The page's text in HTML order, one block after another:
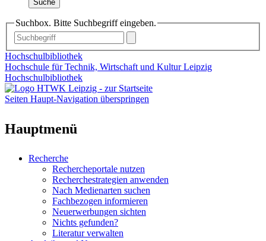
Suche
Suchbox. Bitte Suchbegriff eingeben.
Hochschulbibliothek
Hochschule für Technik, Wirtschaft und Kultur Leipzig
Hochschulbibliothek
Seiten Haupt-Navigation überspringen
Hauptmenü
Recherche
Rechercheportale nutzen
Recherchestrategien anwenden
Nach Medienarten suchen
Fachbezogen informieren
Neuerwerbungen sichten
Nichts gefunden?
Literatur verwalten